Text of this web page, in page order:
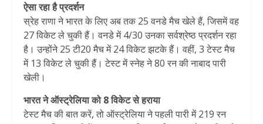
ऐसा रहा है प्रदर्शन
स्रेह राणा ने भारत के लिए अब तक 25 वनडे मैच खेले हैं, जिसमें वह
27 विकेट ले चुकी हैं। वनडे में 4/30 उनका सर्वश्रेष्ठ प्रदर्शन रहा
है। उन्होंने 25 टी20 मैच में 24 विकेट झटके हैं। वहीं, 3 टेस्ट मैच
में 13 विकेट ले चुकी हैं। टेस्ट में स्नेह ने 80 रन की नाबाद पारी
खेली।
भारत ने ऑस्ट्रेलिया को 8 विकेट से हराया
टेस्ट मैच की बात करें, तो ऑस्ट्रेलिया ने पहली पारी में 219 रन